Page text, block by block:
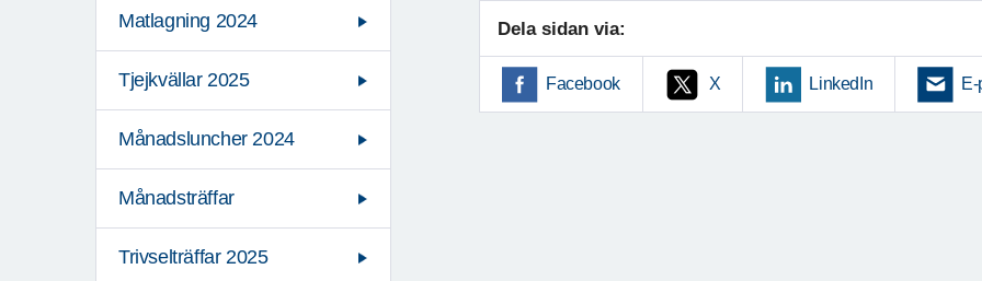
Matlagning 2024
Tjejkvällar 2025
Månadsluncher 2024
Månadsträffar
Trivselträffar 2025
Dela sidan via:
Facebook X LinkedIn